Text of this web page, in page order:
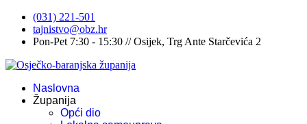
(031) 221-501
tajnistvo@obz.hr
Pon-Pet 7:30 - 15:30 // Osijek, Trg Ante Starčevića 2
Naslovna
Županija
Opći dio